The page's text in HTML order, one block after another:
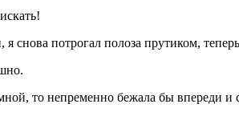
потрогал полоза прутиком,
то непременно бежала бы впереди и